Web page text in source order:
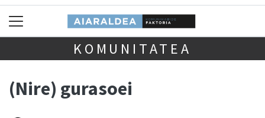
KOMUNITATEA
(Nire) gurasoei